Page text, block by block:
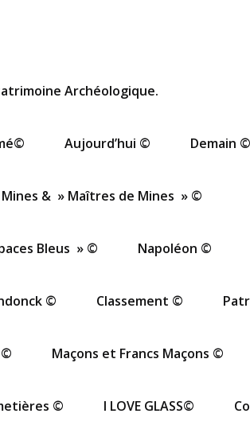
Archéologique.
Aujourd’hui © Demain ©
Mines & » Maîtres de Mines » ©
Bleus » © Napoléon ©
© Classement ©
© Maçons et Francs Maçons ©
© I LOVE GLASS©